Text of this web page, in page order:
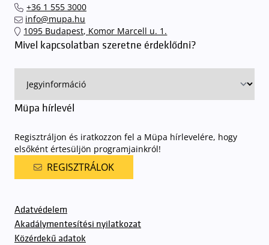
+36 1 555 3000
info@mupa.hu
1095 Budapest, Komor Marcell u. 1.
Mivel kapcsolatban szeretne érdeklődni?
Müpa hírlevél
Regisztráljon és iratkozzon fel a Müpa hírlevelére, hogy
elsőként értesüljön programjainkról!
REGISZTRÁLOK
Adatvédelem
Akadálymentesítési nyilatkozat
Közérdekű adatok